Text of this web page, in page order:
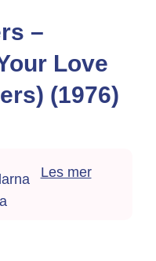
–
Love
(1976)
Les mer